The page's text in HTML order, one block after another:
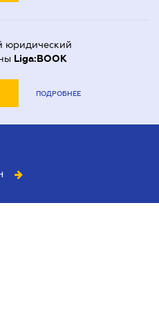
юридический
Liga:BOOK
ПОДРОБНЕЕ